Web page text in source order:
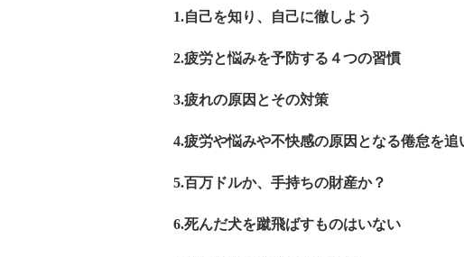
1.自己を知り、自己に徹しよう
2.疲労と悩みを予防する４つの習慣
3.疲れの原因とその対策
4.疲労や悩みや不快感の原因となる倦怠を追
5.百万ドルか、手持ちの財産か？
6.死んだ犬を蹴飛ばすものはいない